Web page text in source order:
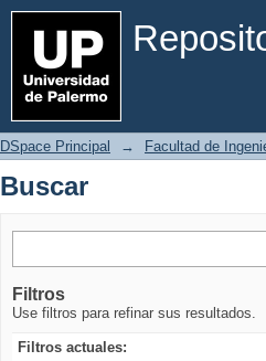
Buscar
DSpace Principal → Facultad de
Buscar
Filtros
Use filtros para refinar sus resultados.
Filtros actuales: